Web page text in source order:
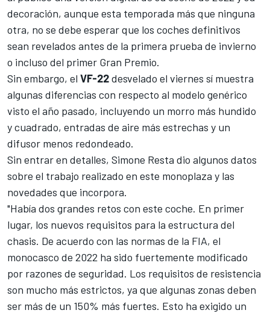
decoración, aunque esta temporada más que ninguna
otra, no se debe esperar que los coches definitivos
sean revelados antes de la primera prueba de invierno
o incluso del primer Gran Premio.
Sin embargo, el VF-22desvelado el viernes sí muestra
algunas diferencias con respecto al modelo genérico
visto el año pasado, incluyendo un morro más hundido
y cuadrado, entradas de aire más estrechas y un
difusor menos redondeado.
Sin entrar en detalles, Simone Resta dio algunos datos
sobre el trabajo realizado en este monoplaza y las
novedades que incorpora.
"Había dos grandes retos con este coche. En primer
lugar, los nuevos requisitos para la estructura del
chasis. De acuerdo con las normas de la FIA, el
monocasco de 2022 ha sido fuertemente modificado
por razones de seguridad. Los requisitos de resistencia
son mucho más estrictos, ya que algunas zonas deben
ser más de un 150% más fuertes. Esto ha exigido un